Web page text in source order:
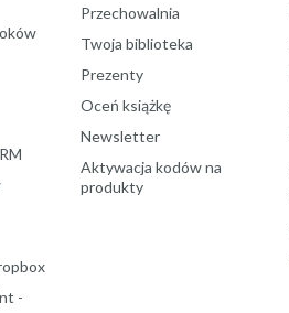
-
Przechowalnia
Twoja biblioteka
Prezenty
Oceń książkę
Newsletter
Aktywacja kodów na
produkty